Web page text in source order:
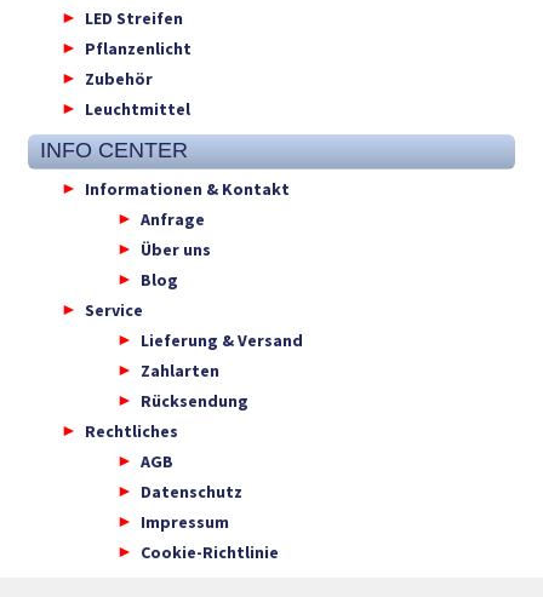
LED Streifen
Pflanzenlicht
Zubehör
Leuchtmittel
INFO CENTER
Informationen & Kontakt
Anfrage
Über uns
Blog
Service
Lieferung & Versand
Zahlarten
Rücksendung
Rechtliches
AGB
Datenschutz
Impressum
Cookie-Richtlinie